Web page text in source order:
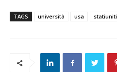
TAGS università usa statiuniti